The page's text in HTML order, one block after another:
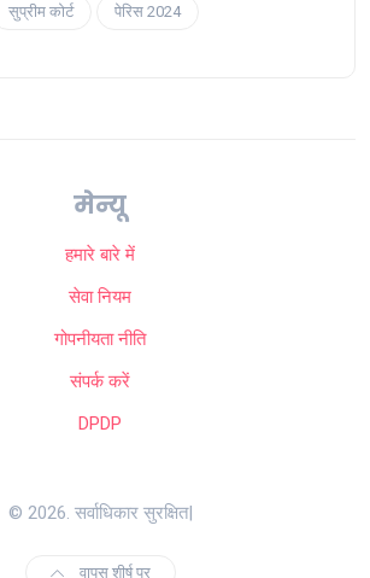
सुप्रीम कोर्ट पेरिस 2024
मेन्यू
हमारे बारे में
सेवा नियम
गोपनीयता नीति
संपर्क करें
DPDP
© 2026. सर्वाधिकार सुरक्षित|
वापस शीर्ष पर